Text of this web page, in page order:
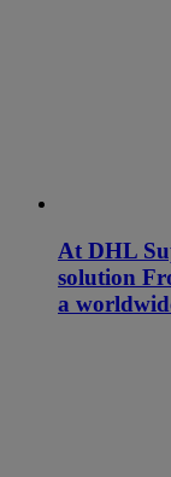
At DHL
solution
a